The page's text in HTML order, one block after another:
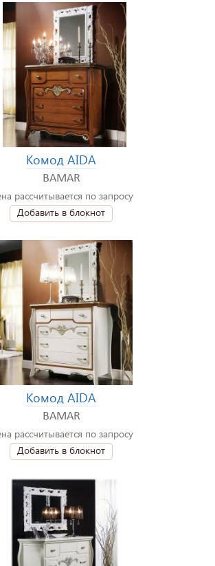
Комод AIDA
BAMAR
рассчитывается по запросу
Добавить в блокнот
Комод AIDA
BAMAR
рассчитывается по запросу
Добавить в блокнот